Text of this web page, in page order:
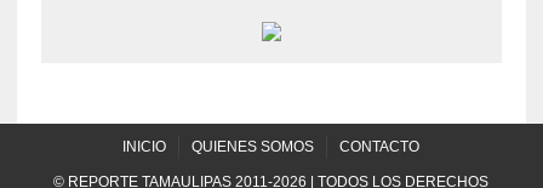
INICIO QUIENES SOMOS CONTACTO
© REPORTE TAMAULIPAS 2011-2026 | TODOS LOS DERECHOS